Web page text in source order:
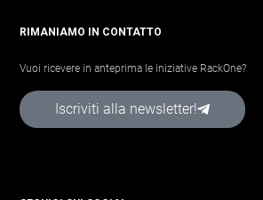
RIMANIAMO IN CONTATTO
Vuoi ricevere in anteprima le iniziative RackOne?
Iscriviti alla newsletter!